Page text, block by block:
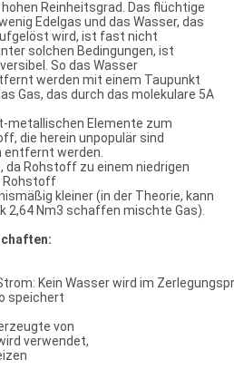
Reinheitsgrad. Das flüchtige
Edelgas und das Wasser, das
wird, ist fast nicht
solchen Bedingungen, ist
So das Wasser
werden mit einem Taupunkt
Gas, das durch das molekulare 5A
metallischen Elemente zum
die herein unpopulär sind
entfernt werden.
da Rohstoff zu einem niedrigen
Rohstoff
kleiner (in der Theorie, kann
2,64 Nm3 schaffen mischte Gas).
Kein Wasser wird im
speichert
von
verwendet,